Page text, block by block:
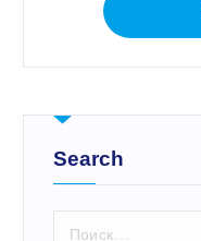
Search